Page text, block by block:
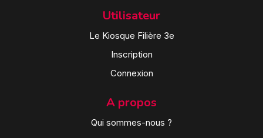
Utilisateur
Le Kiosque Filière 3e
Inscription
Connexion
A propos
Qui sommes-nous ?